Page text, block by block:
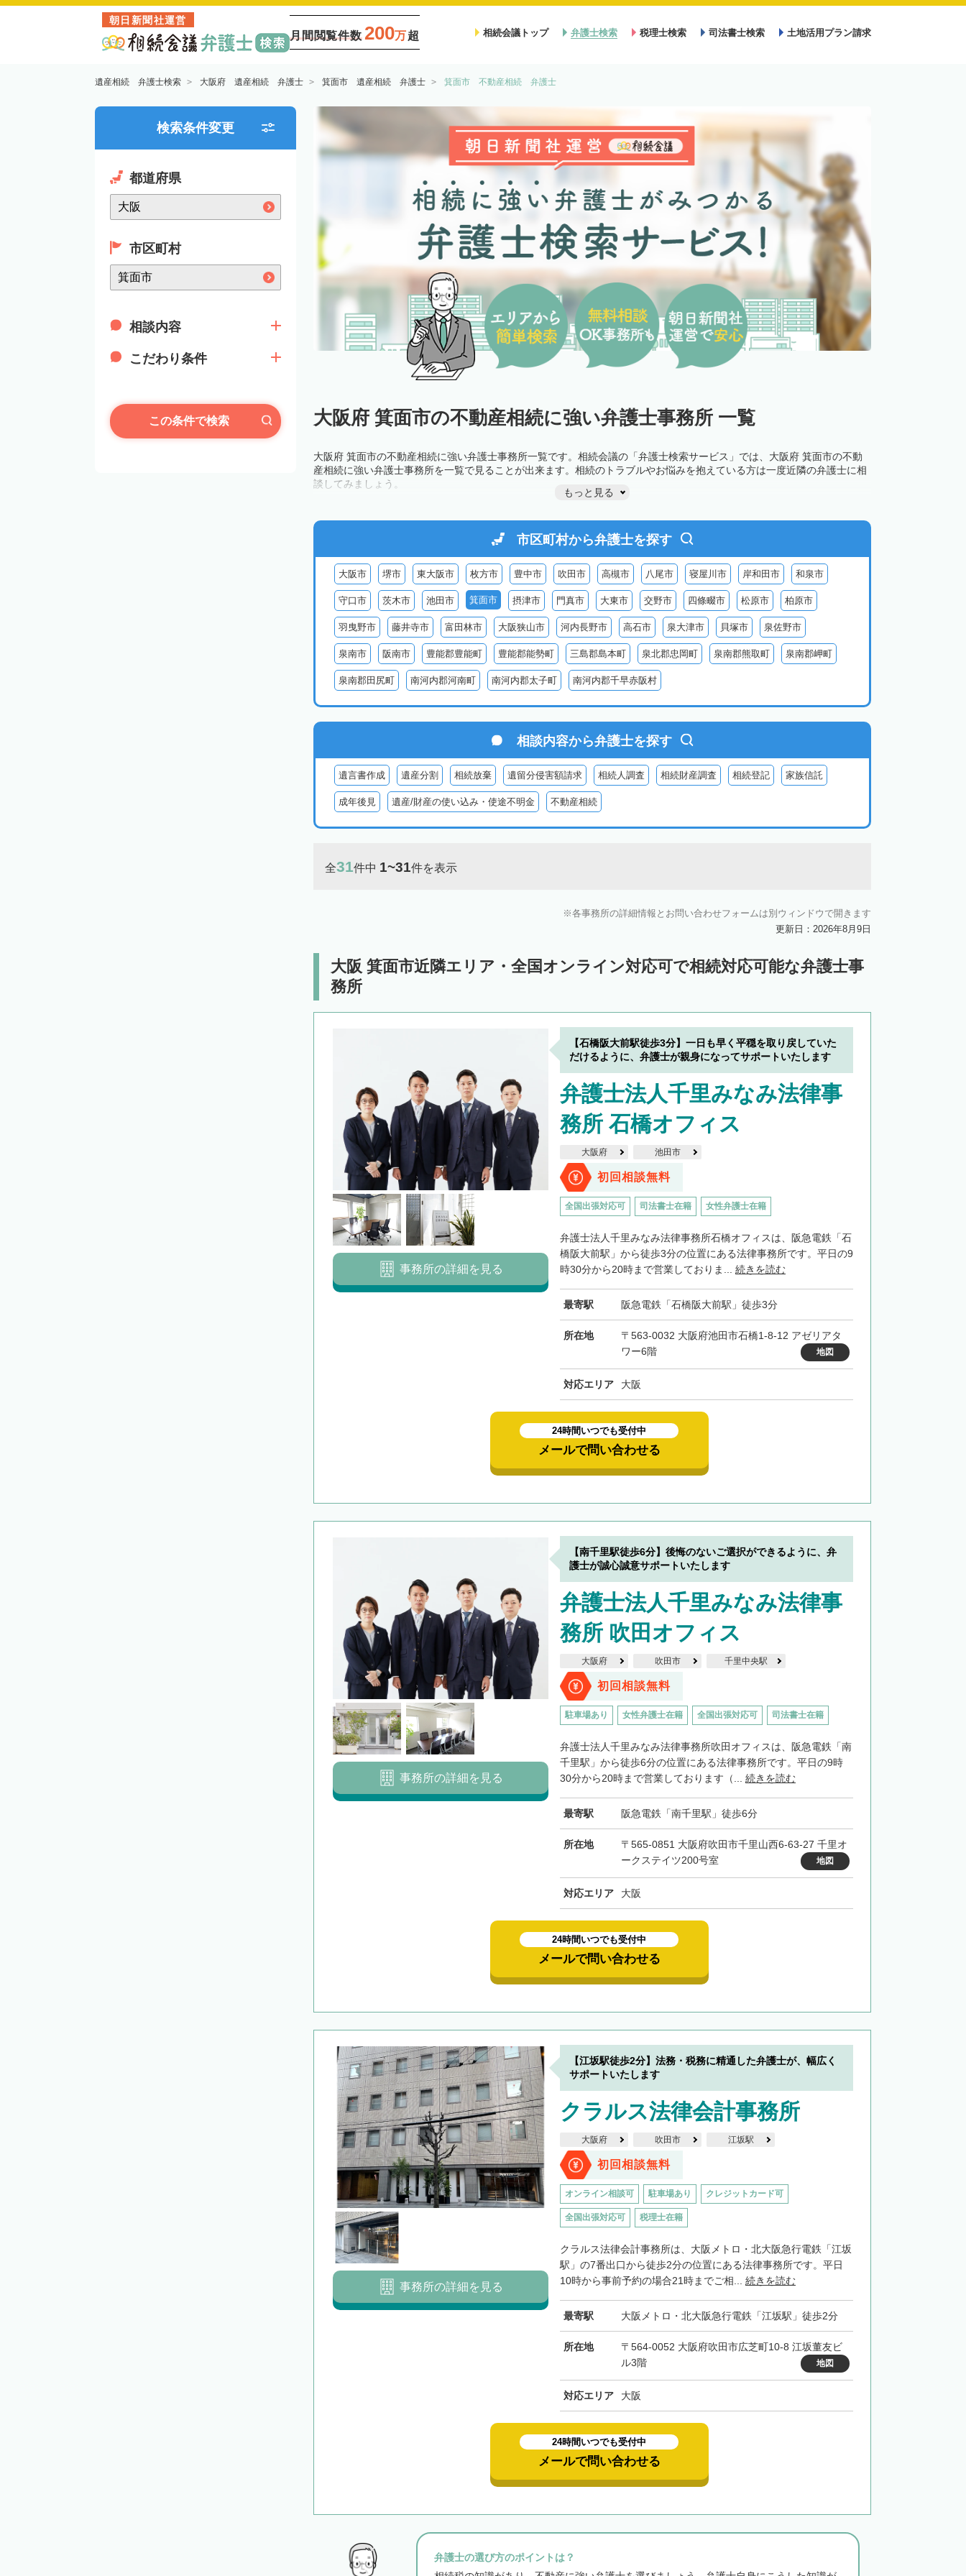
朝日新聞社運営
月間閲覧件数 200万超 相続会議トップ 弁護士検索 税理士検索 司法書士検索 土地活用プラン請求
遺産相続 弁護士検索 大阪府 遺産相続 弁護士 箕面市 遺産相続 弁護士 箕面市 不動産相続 弁護士
検索条件変更
都道府県
市区町村
相談内容
こだわり条件
この条件で検索 大阪府 箕面市の不動産相続に強い弁護士事務所 一覧
大阪府 箕面市の不動産相続に強い弁護士事務所一覧です。相続会議の「弁護士検索サービス」では、大阪府 箕面市の不動
産相続に強い弁護士事務所を一覧で見ることが出来ます。相続のトラブルやお悩みを抱えている方は一度近隣の弁護士に相
談してみましょう。
もっと見る
市区町村から弁護士を探す
大阪市 堺市 東大阪市 枚方市 豊中市 吹田市 高槻市 八尾市 寝屋川市 岸和田市 和泉市
守口市 茨木市 池田市 箕面市 摂津市 門真市 大東市 交野市 四條畷市 松原市 柏原市
羽曳野市 藤井寺市 富田林市 大阪狭山市 河内長野市 高石市 泉大津市 貝塚市 泉佐野市
泉南市 阪南市 豊能郡豊能町 豊能郡能勢町 三島郡島本町 泉北郡忠岡町 泉南郡熊取町 泉南郡岬町
泉南郡田尻町 南河内郡河南町 南河内郡太子町 南河内郡千早赤阪村
相談内容から弁護士を探す
遺言書作成 遺産分割 相続放棄 遺留分侵害額請求 相続人調査 相続財産調査 相続登記 家族信託
成年後見 遺産/財産の使い込み・使途不明金 不動産相続
全31件中 1~31件を表示
各事務所の詳細情報とお問い合わせフォームは別ウィンドウで開きます
更新日：2026年8月9日
大阪 箕面市近隣エリア・全国オンライン対応可で相続対応可能な弁護士事
務所
【石橋阪大前駅徒歩3分】一日も早く平穏を取り戻していた
だけるように、弁護士が親身になってサポートいたします
弁護士法人千里みなみ法律事
務所 石橋オフィス
大阪府 池田市
初回相談無料
全国出張対応可 司法書士在籍 女性弁護士在籍
弁護士法人千里みなみ法律事務所石橋オフィスは、阪急電鉄「石
橋阪大前駅」から徒歩3分の位置にある法律事務所です。平日の9
時30分から20時まで営業しておりま... 続きを読む
最寄駅 阪急電鉄「石橋阪大前駅」徒歩3分
所在地
〒563-0032 大阪府池田市石橋1-8-12 アゼリアタ
ワー6階
地図
対応エリア 大阪
事務所の詳細を見る
24時間いつでも受付中
メールで問い合わせる
【南千里駅徒歩6分】後悔のないご選択ができるように、弁
護士が誠心誠意サポートいたします
弁護士法人千里みなみ法律事
務所 吹田オフィス
大阪府 吹田市 千里中央駅
初回相談無料
駐車場あり 女性弁護士在籍 全国出張対応可 司法書士在籍
弁護士法人千里みなみ法律事務所吹田オフィスは、阪急電鉄「南
千里駅」から徒歩6分の位置にある法律事務所です。平日の9時
30分から20時まで営業しております（... 続きを読む
最寄駅 阪急電鉄「南千里駅」徒歩6分
所在地
〒565-0851 大阪府吹田市千里山西6-63-27 千里オ
ークステイツ200号室
地図
対応エリア 大阪
事務所の詳細を見る
24時間いつでも受付中
メールで問い合わせる
【江坂駅徒歩2分】法務・税務に精通した弁護士が、幅広く
サポートいたします
クラルス法律会計事務所
大阪府 吹田市 江坂駅
初回相談無料
オンライン相談可 駐車場あり クレジットカード可
全国出張対応可 税理士在籍
クラルス法律会計事務所は、大阪メトロ・北大阪急行電鉄「江坂
駅」の7番出口から徒歩2分の位置にある法律事務所です。平日
10時から事前予約の場合21時までご相... 続きを読む
最寄駅 大阪メトロ・北大阪急行電鉄「江坂駅」徒歩2分
所在地
〒564-0052 大阪府吹田市広芝町10-8 江坂董友ビ
ル3階
地図
対応エリア 大阪
事務所の詳細を見る
24時間いつでも受付中
メールで問い合わせる
弁護士の選び方のポイントは？